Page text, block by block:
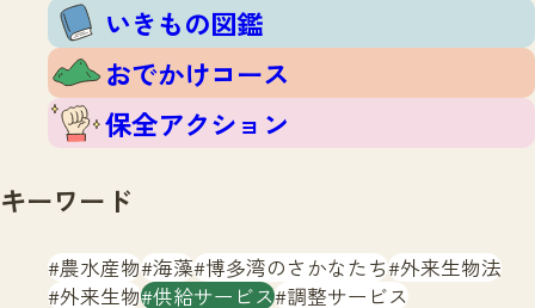
サイトマップ
いきもの図鑑
おでかけコース
保全アクション
キーワード
農水産物 海藻 博多湾のさかなたち 外来生物法
外来生物 供給サービス 調整サービス